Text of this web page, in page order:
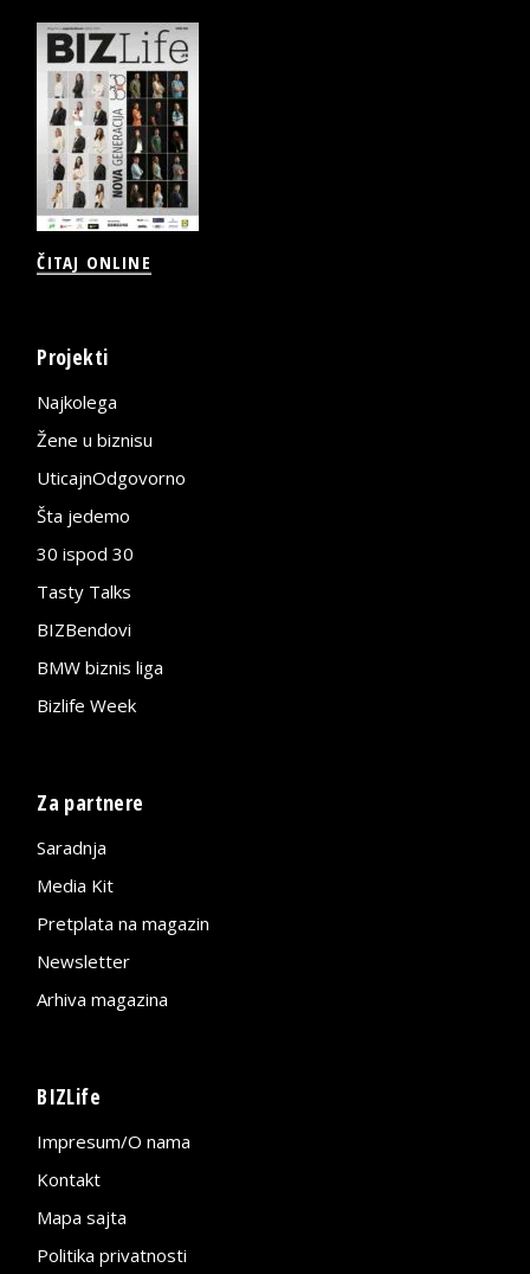
ČITAJ ONLINE
Projekti
Najkolega
Žene u biznisu
UticajnOdgovorno
Šta jedemo
30 ispod 30
Tasty Talks
BIZBendovi
BMW biznis liga
Bizlife Week
Za partnere
Saradnja
Media Kit
Pretplata na magazin
Newsletter
Arhiva magazina
BIZLife
Impresum/O nama
Kontakt
Mapa sajta
Politika privatnosti